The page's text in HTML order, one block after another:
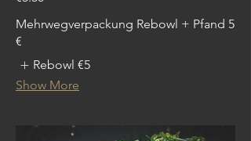
Mehrwegverpackung Rebowl + Pfand 5
€
Rebowl €5
Show More